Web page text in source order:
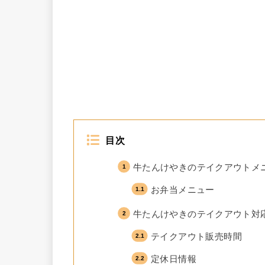
目次
牛たんけやきのテイクアウトメ
お弁当メニュー
牛たんけやきのテイクアウト対
テイクアウト販売時間
定休日情報